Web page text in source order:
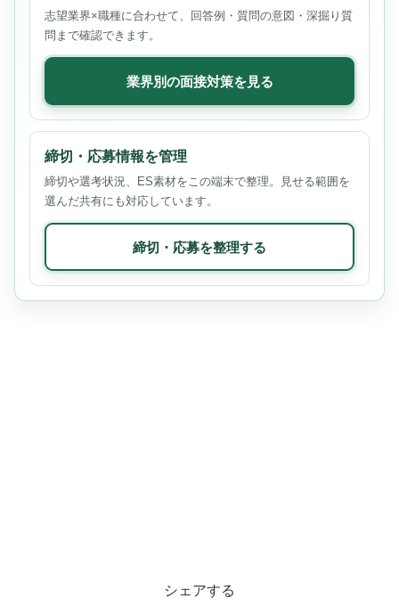
志望業界×職種に合わせて、回答例・質問の意図・深掘り質
問まで確認できます。
業界別の面接対策を見る
締切・応募情報を管理
締切や選考状況、ES素材をこの端末で整理。見せる範囲を
選んだ共有にも対応しています。
締切・応募を整理する
シェアする